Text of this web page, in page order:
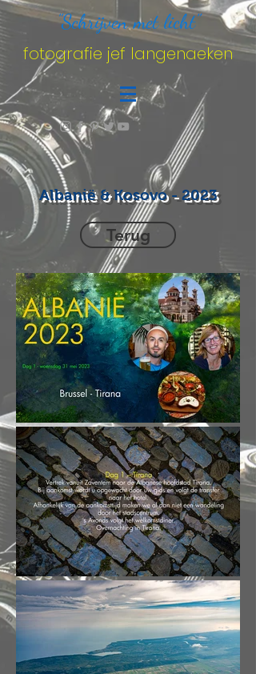
"Schrijven met licht"
fotografie jef langenaeken
Albanië & Kosovo - 2023
Terug